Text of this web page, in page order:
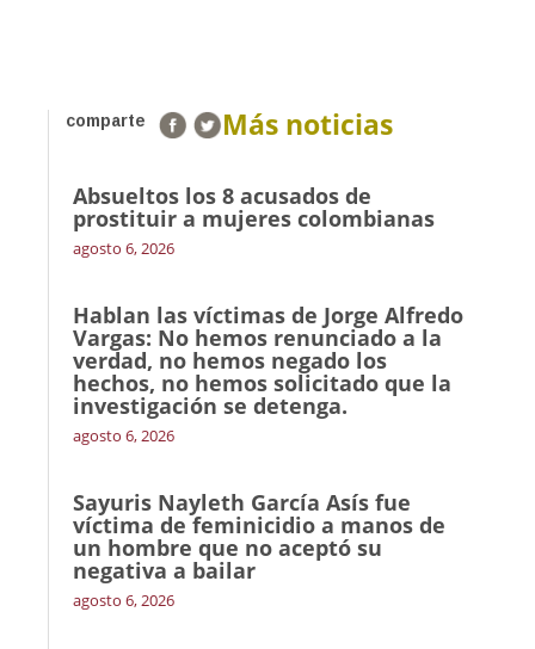
comparte Más noticias
Absueltos los 8 acusados de
prostituir a mujeres colombianas
agosto 6, 2026
Hablan las víctimas de Jorge Alfredo
Vargas: No hemos renunciado a la
verdad, no hemos negado los
hechos, no hemos solicitado que la
investigación se detenga.
agosto 6, 2026
Sayuris Nayleth García Asís fue
víctima de feminicidio a manos de
un hombre que no aceptó su
negativa a bailar
agosto 6, 2026